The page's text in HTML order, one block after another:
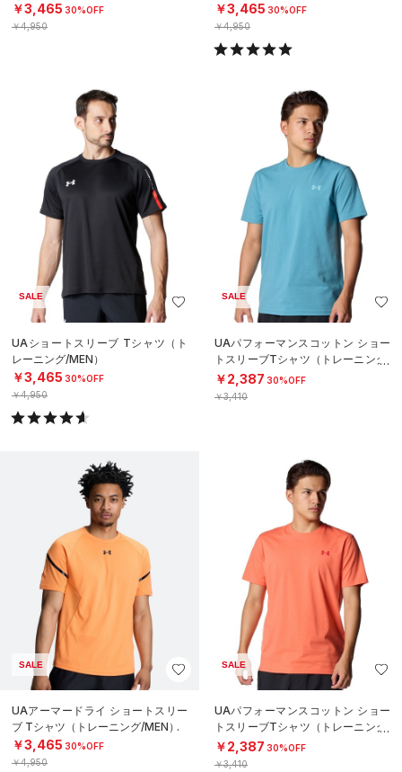
￥3,465 30%OFF
￥4,950
￥3,465 30%OFF
￥4,950
SALE
UAショートスリーブ Tシャツ（ト
レーニング/MEN）
￥3,465 30%OFF
￥4,950
SALE
UAパフォーマンスコットン ショー
トスリーブTシャツ（トレーニング/
MEN）
￥2,387 30%OFF
￥3,410
SALE
UAアーマードライ ショートスリー
ブ Tシャツ（トレーニング/MEN）
￥3,465 30%OFF
￥4,950
SALE
UAパフォーマンスコットン ショー
トスリーブTシャツ（トレーニング/
MEN）
￥2,387 30%OFF
￥3,410